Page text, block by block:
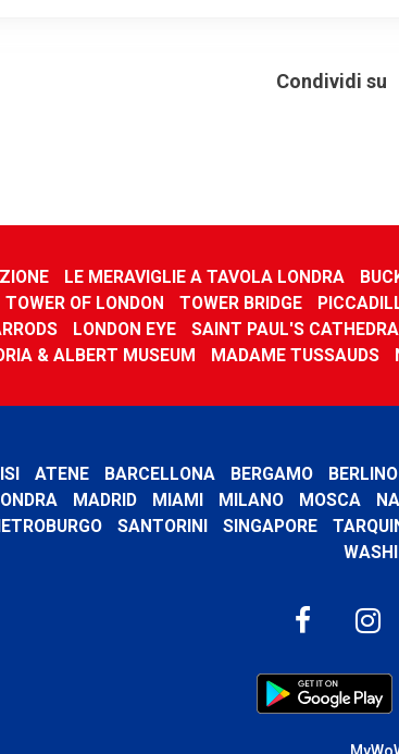
Condividi su
LE MERAVIGLIE A TAVOLA LONDRA
TOWER OF LONDON TOWER BRIDGE
LONDON EYE SAINT PAUL'S
& ALBERT MUSEUM
MADAME TUSSAUDS
ATENE BARCELLONA BERGAMO BERLINO
MADRID MIAMI MILANO MOSCA
SANTORINI SINGAPORE